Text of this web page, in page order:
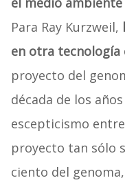
Para Ray Kurzweil,
en otra tecnología
proyecto del
década de los
escepticismo
proyecto tan sólo
ciento del